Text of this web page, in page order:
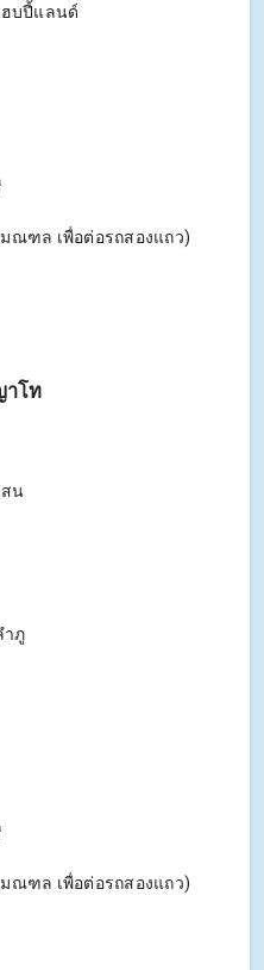
ฮบปี้แลนด์
ณฑล เพื่อต่อรถสองแถว)
โท
สน
ำภู
ณฑล เพื่อต่อรถสองแถว)